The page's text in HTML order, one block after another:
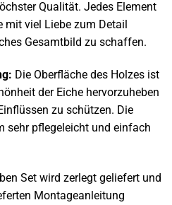
Qualität. Jedes Element
mit viel Liebe zum Detail
Gesamtbild zu schaffen.
Die Oberfläche des Holzes ist
der Eiche hervorzuheben
zu schützen. Die
sehr pflegeleicht und einfach
Set wird zerlegt geliefert und
Montageanleitung